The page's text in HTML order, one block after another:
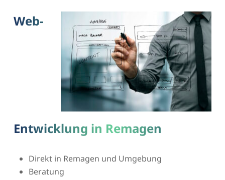
Web-
Entwicklung in Remagen
Direkt in Remagen und Umgebung
Beratung